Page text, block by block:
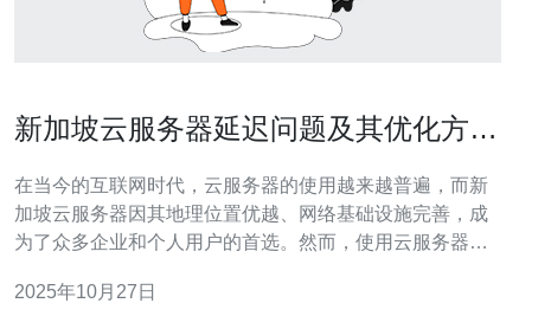
新加坡云服务器延迟问题及其优化方案
在当今的互联网时代，云服务器的使用越来越普遍，而新
加坡云服务器因其地理位置优越、网络基础设施完善，成
为了众多企业和个人用户的首选。然而，使用云服务器
器的延迟问题及其优化方案，帮助您选择合适的云服务。
2025年10月27日